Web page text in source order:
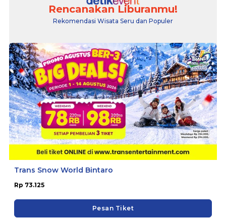
Rencanakan Liburanmu!
Rekomendasi Wisata Seru dan Populer
Trans Snow World Bintaro
Rp 73.125
Pesan Tiket